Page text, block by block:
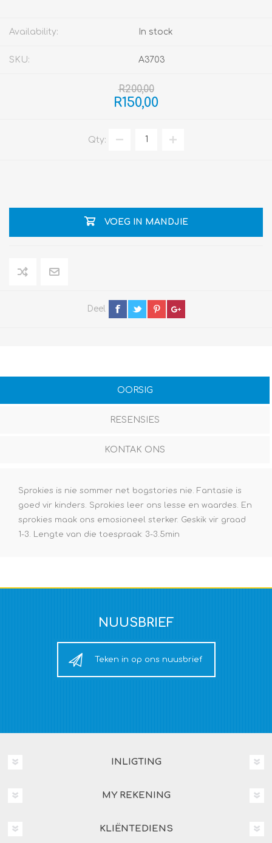
Availability: In stock
SKU: A3703
R200,00
R150,00
Qty:
VOEG IN MANDJIE
Deel
OORSIG
RESENSIES
KONTAK ONS
Sprokies is nie sommer net bogstories nie. Fantasie is
goed vir kinders. Sprokies leer ons lesse en waardes. En
sprokies maak ons emosioneel sterker. Geskik vir graad
1-3. Lengte van die toespraak: 3-3.5min
NUUSBRIEF
Teken in op ons nuusbrief
INLIGTING
MY REKENING
KLIËNTEDIENS